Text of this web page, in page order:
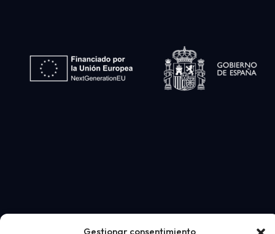
Gestionar consentimiento